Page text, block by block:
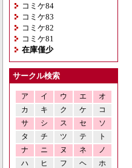
コミケ84
コミケ83
コミケ82
コミケ81
在庫僅少
サークル検索
ア イ ウ エ
オ
カ
キ ク ケ
コ
サ
シ ス セ
ソ
タ
チ ツ テ
ト
ナ
ニ ヌ ネ
ノ
ハ
ヒ フ ヘ
ホ